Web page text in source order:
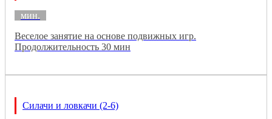
мин.
Веселое занятие на основе подвижных игр.
Продолжительность 30 мин
Силачи и ловкачи (2-6)